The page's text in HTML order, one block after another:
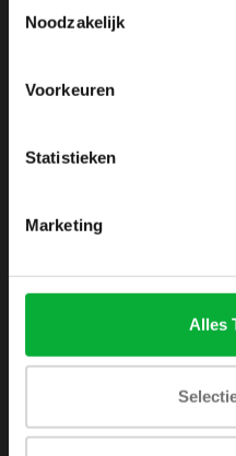
Noodzakelijk
Voorkeuren
Statistieken
Marketing
Alles